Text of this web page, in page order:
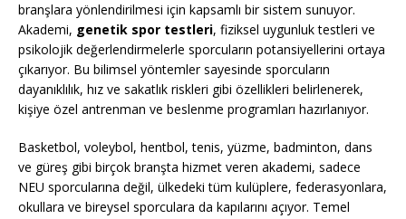
branşlara yönlendirilmesi için kapsamlı bir sistem sunuyor.
Akademi, genetik spor testleri, fiziksel uygunluk testleri ve
psikolojik değerlendirmelerle sporcuların potansiyellerini ortaya
çıkarıyor. Bu bilimsel yöntemler sayesinde sporcuların
dayanıklılık, hız ve sakatlık riskleri gibi özellikleri belirlenerek,
kişiye özel antrenman ve beslenme programları hazırlanıyor.
Basketbol, voleybol, hentbol, tenis, yüzme, badminton, dans
ve güreş gibi birçok branşta hizmet veren akademi, sadece
NEU sporcularına değil, ülkedeki tüm kulüplere, federasyonlara,
okullara ve bireysel sporculara da kapılarını açıyor. Temel